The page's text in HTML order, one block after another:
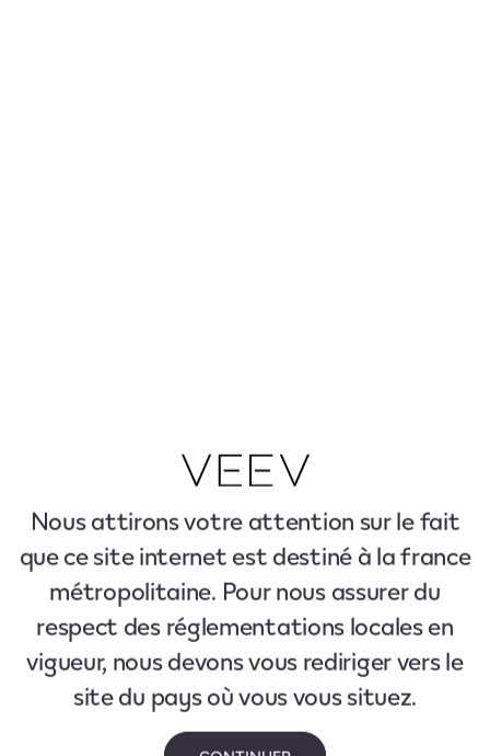
Nous attirons votre attention sur le fait
que ce site internet est destiné à la france
métropolitaine. Pour nous assurer du
respect des réglementations locales en
vigueur, nous devons vous rediriger vers le
site du pays où vous vous situez.